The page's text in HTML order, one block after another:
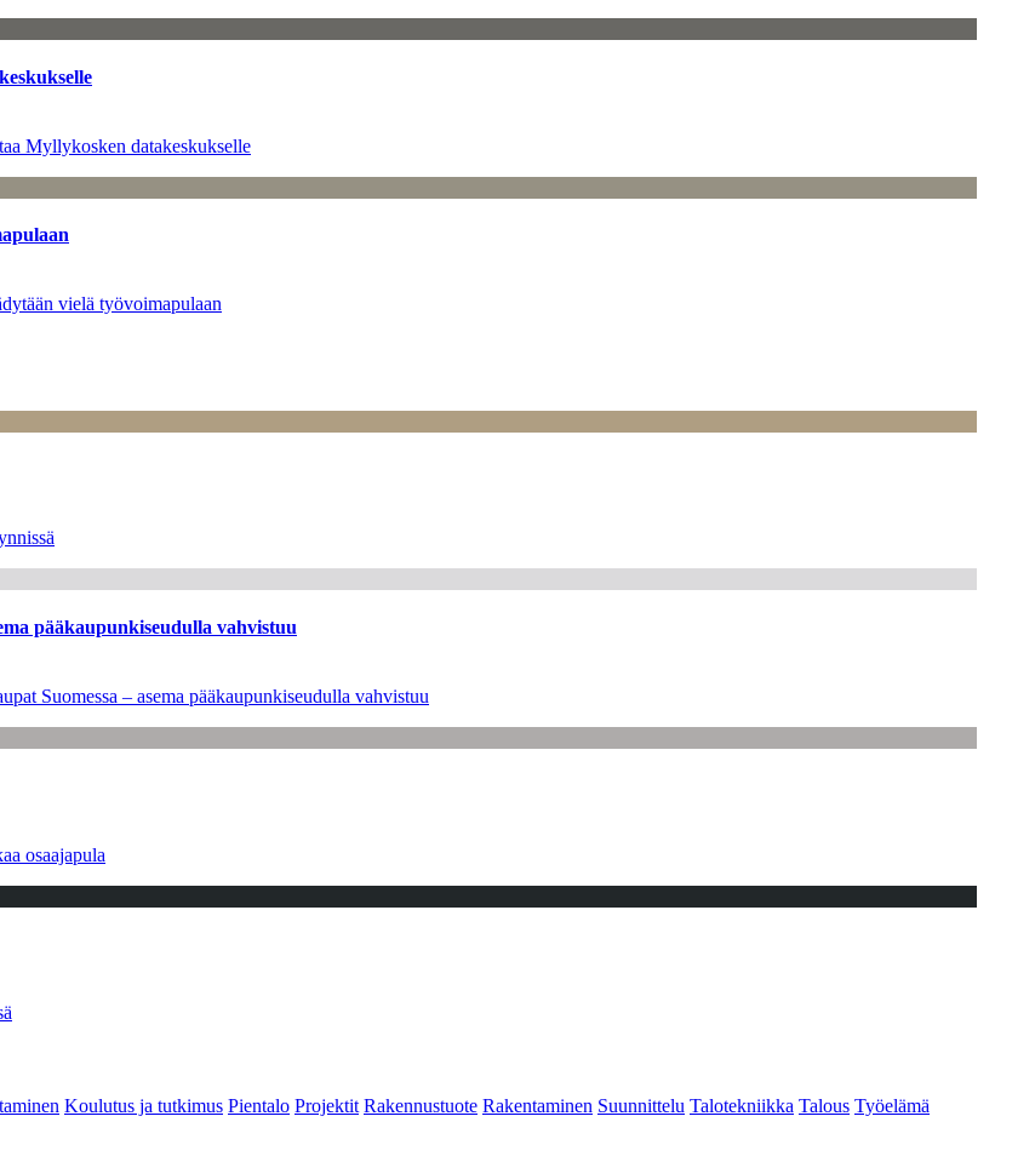
Myllykosken datakeskukselle
vielä työvoimapulaan
pääkaupunkiseudulla vahvistuu
Suomessa – asema pääkaupunkiseudulla vahvistuu
osaajapula
Koulutus ja tutkimus Pientalo Projektit Rakennustuote Rakentaminen Suunnittelu Talotekniikka Talous Työelämä